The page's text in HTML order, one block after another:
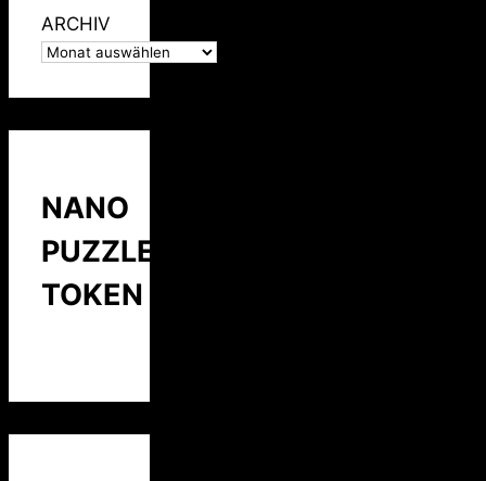
ARCHIV
NANO
PUZZLE
TOKEN